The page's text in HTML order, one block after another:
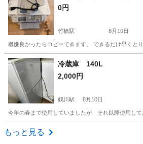
0円
竹橋駅 8月10日
機嫌良かったらコピーできます。 できるだけ早くと
東京 千代田区 竹橋駅
冷蔵庫 140L
2,000円
鶴川駅 8月10日
今年の春まで使用していましたが、それ以降使用し
東京 町田市
もっと見る